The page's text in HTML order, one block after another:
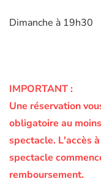
Dimanche à 19h30
IMPORTANT :
Une réservation
obligatoire au
spectacle. L'accès
spectacle
remboursement.